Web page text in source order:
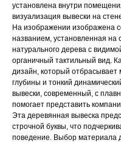
установлена внутри
визуализация вывески на
На изображении изображена
названием, установленная на
натурального дерева с
органичный тактильный вид.
дизайн, который
глубины и тонкий
вывески, современный, с
помогает представить
Эта деревянная вывеска
строчной буквы, что
поведение. Выбор материала